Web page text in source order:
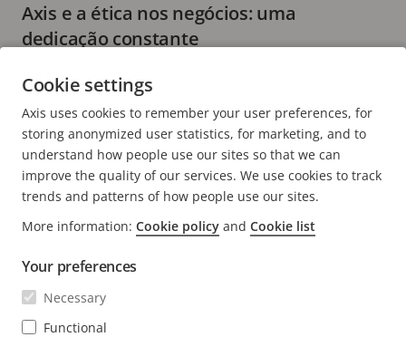
Axis e a ética nos negócios: uma
dedicação constante
LER MAIS
FOOTER
CONTATO
Fale conosco
Experience Center
NOTÍCIAS E HISTÓRIAS
Histórias de clientes
ASSINAR
Cookie settings
Axis uses cookies to remember your user preferences, for
storing anonymized user statistics, for marketing, and to
understand how people use our sites so that we can
improve the quality of our services. We use cookies to track
trends and patterns of how people use our sites.
More information: Cookie policy and Cookie list
Your preferences
Necessary
Functional